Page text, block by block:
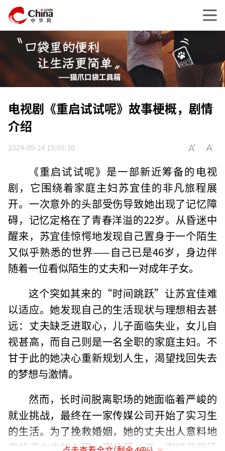
电视剧《重启试试呢》故事梗概，剧情
介绍
2024-09-24 15:05:30
《重启试试呢》是一部新近筹备的电视
剧，它围绕着家庭主妇苏宜佳的非凡旅程展
开。一次意外的头部受伤导致她出现了记忆障
碍，记忆定格在了青春洋溢的22岁。从昏迷中
醒来，苏宜佳惊愕地发现自己置身于一个陌生
又似乎熟悉的世界——自己已是46岁，身边伴
随着一位看似陌生的丈夫和一对成年子女。
这个突如其来的“时间跳跃”让苏宜佳难
以适应。她发现自己的生活现状与理想相去甚
远：丈夫缺乏进取心，儿子面临失业，女儿自
视甚高，而自己则是一名全职的家庭主妇。不
甘于此的她决心重新规划人生，渴望找回失去
的梦想与激情。
然而，长时间脱离职场的她面临着严峻的
就业挑战，最终在一家传媒公司开始了实习生
的生活。为了挽救婚姻，她的丈夫出人意料地
安排子女也加入同一家公司，这一安排非但没